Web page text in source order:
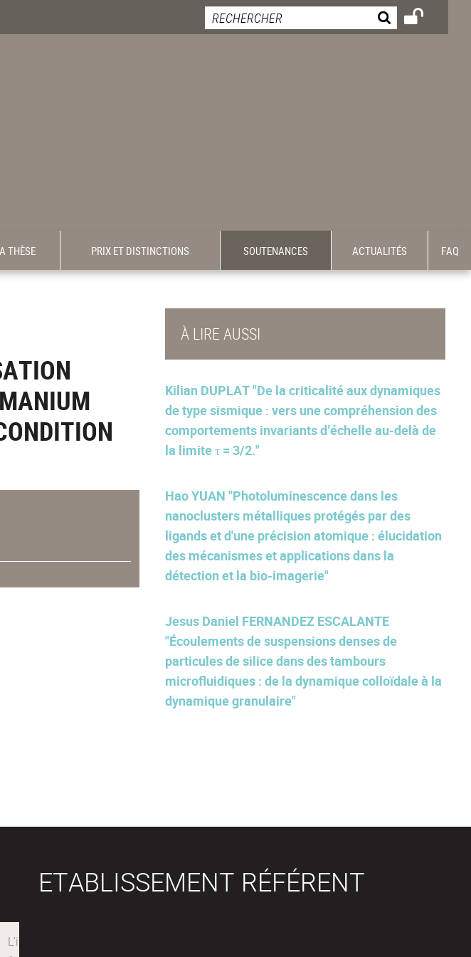
APRÈS LA THÈSE PRIX ET DISTINCTIONS SOUTENANCES ACTUALITÉS FAQ
À LIRE AUSSI
Kilian DUPLAT "De la criticalité aux dynamiques
de type sismique : vers une compréhension des
comportements invariants d’échelle au-delà de
la limite τ = 3/2."
Hao YUAN "Photoluminescence dans les
nanoclusters métalliques protégés par des
ligands et d'une précision atomique : élucidation
des mécanismes et applications dans la
détection et la bio-imagerie"
Jesus Daniel FERNANDEZ ESCALANTE
"Écoulements de suspensions denses de
particules de silice dans des tambours
microfluidiques : de la dynamique colloïdale à la
dynamique granulaire"
ETABLISSEMENT RÉFÉRENT